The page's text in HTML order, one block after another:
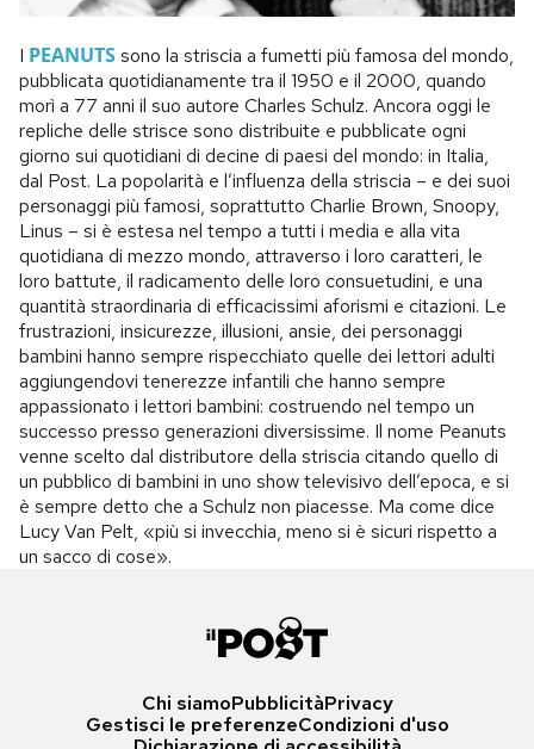
I PEANUTSsono la striscia a fumetti più famosa del mondo,
pubblicata quotidianamente tra il 1950 e il 2000, quando
morì a 77 anni il suo autore Charles Schulz. Ancora oggi le
repliche delle strisce sono distribuite e pubblicate ogni
giorno sui quotidiani di decine di paesi del mondo: in Italia,
dal Post. La popolarità e l’influenza della striscia – e dei suoi
personaggi più famosi, soprattutto Charlie Brown, Snoopy,
Linus – si è estesa nel tempo a tutti i media e alla vita
quotidiana di mezzo mondo, attraverso i loro caratteri, le
loro battute, il radicamento delle loro consuetudini, e una
quantità straordinaria di efficacissimi aforismi e citazioni. Le
frustrazioni, insicurezze, illusioni, ansie, dei personaggi
bambini hanno sempre rispecchiato quelle dei lettori adulti
aggiungendovi tenerezze infantili che hanno sempre
appassionato i lettori bambini: costruendo nel tempo un
successo presso generazioni diversissime. Il nome Peanuts
venne scelto dal distributore della striscia citando quello di
un pubblico di bambini in uno show televisivo dell’epoca, e si
è sempre detto che a Schulz non piacesse. Ma come dice
Lucy Van Pelt, «più si invecchia, meno si è sicuri rispetto a
un sacco di cose».
Chi siamoPubblicitàPrivacy
Gestisci le preferenzeCondizioni d'uso